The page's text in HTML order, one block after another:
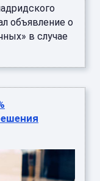
объявление о
в случае